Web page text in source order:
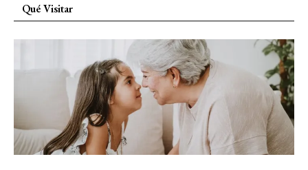
Qué Visitar